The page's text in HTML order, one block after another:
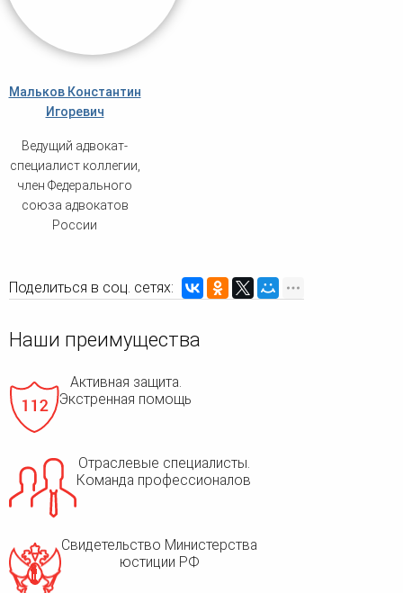
Мальков Константин
Игоревич
Ведущий адвокат-
специалист коллегии,
член Федерального
союза адвокатов
России
Поделиться в соц. сетях:
Наши преимущества
Активная защита.
Экстренная помощь
Отраслевые специалисты.
Команда профессионалов
Свидетельство Министерства
юстиции РФ